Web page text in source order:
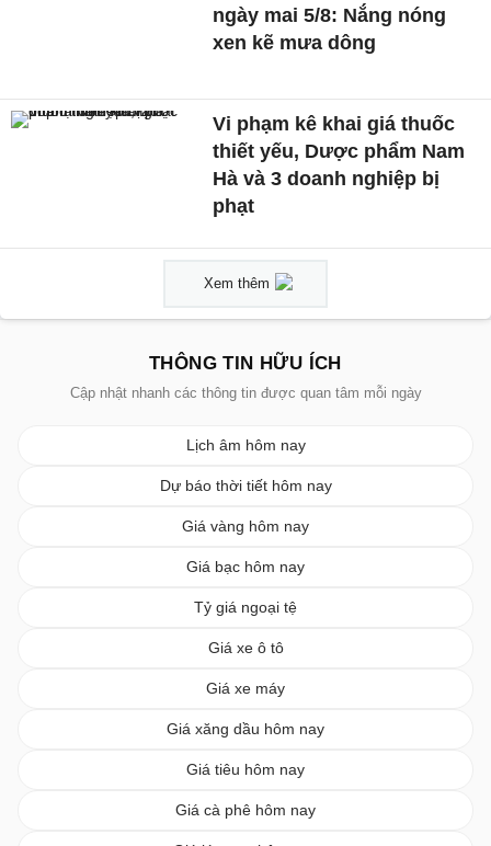
ngày mai 5/8: Nắng nóng
xen kẽ mưa dông
Vi phạm kê khai giá thuốc
thiết yếu, Dược phẩm Nam
Hà và 3 doanh nghiệp bị
phạt
Xem thêm
THÔNG TIN HỮU ÍCH
Cập nhật nhanh các thông tin được quan tâm mỗi ngày
Lịch âm hôm nay
Dự báo thời tiết hôm nay
Giá vàng hôm nay
Giá bạc hôm nay
Tỷ giá ngoại tệ
Giá xe ô tô
Giá xe máy
Giá xăng dầu hôm nay
Giá tiêu hôm nay
Giá cà phê hôm nay